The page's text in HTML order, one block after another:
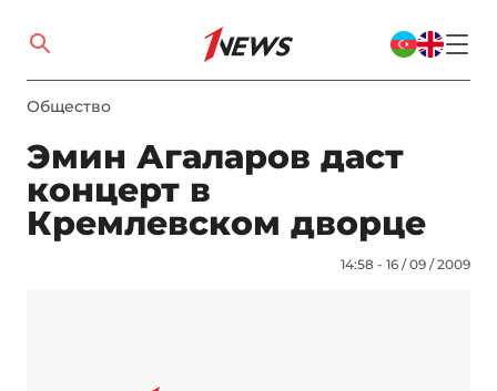
Общество
Эмин Агаларов даст
концерт в
Кремлевском дворце
14:58 - 16 / 09 / 2009